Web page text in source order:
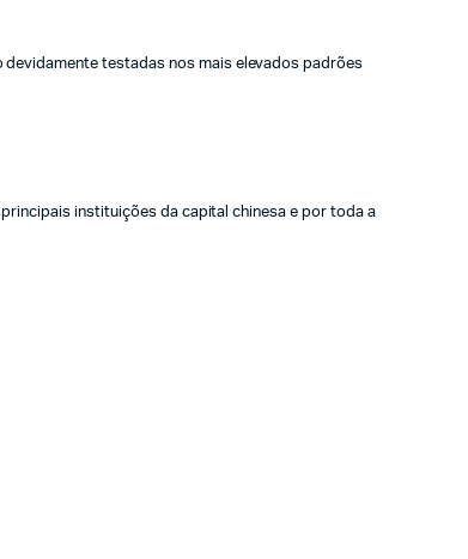
devidamente testadas nos mais elevados padrões
principais instituições da capital chinesa e por toda a